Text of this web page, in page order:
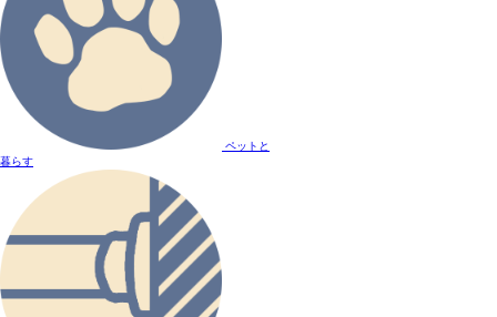
ペットと
暮らす